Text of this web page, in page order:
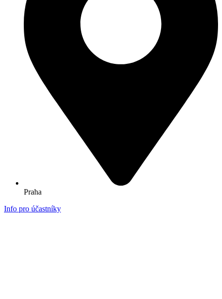
Praha
Info pro účastníky